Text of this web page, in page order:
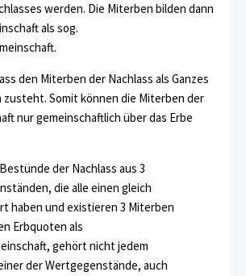
werden. Die Miterben bilden dann
als sog.
den Miterben der Nachlass als Ganzes
zusteht. Somit können die Miterben der
nur gemeinschaftlich über das Erbe
Bestünde der Nachlass aus 3
die alle einen gleich
haben und existieren 3 Miterben
Erbquoten als
gehört nicht jedem
der Wertgegenstände, auch